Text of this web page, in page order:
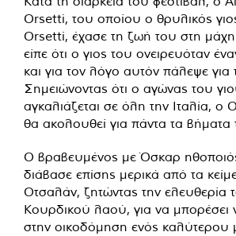
Orsetti, του οποίου ο θρυλικός
Orsetti, έχασε τη ζωή του στη
είπε ότι ο γιος του ονειρευόταν
και για τον λόγο αυτόν πάλεψε για
Σημειώνοντας ότι ο αγώνας του
αγκαλιάζεται σε όλη την Ιταλία, ο
θα ακολουθεί για πάντα τα βήματα
Ο βραβευμένος με Όσκαρ
διάβασε επίσης μερικά από τα
Οτσαλάν, ζητώντας την ελευθερία
Κουρδικού λαού, για να μπορέσει
στην οικοδόμηση ενός καλύτερου